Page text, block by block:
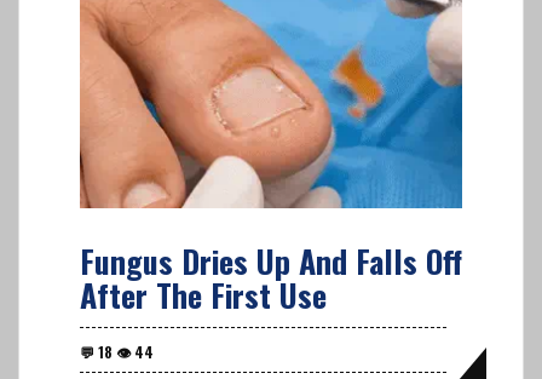
Fungus Dries Up And Falls Off
After The First Use